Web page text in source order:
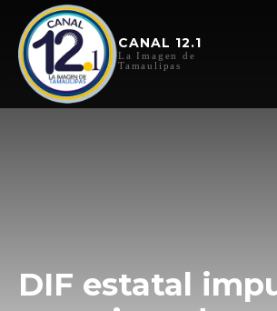
CANAL 12.1
La Imagen de
Tamaulipas
DIF estatal